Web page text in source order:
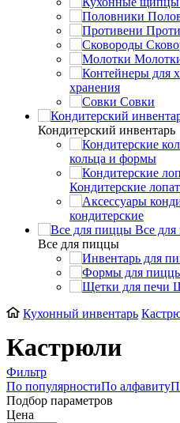
хранения
Совки
Кондитерский инвентарь
кольца и формы
Кондитерские
кондитерские
Все
Все для пиццы
Кухонный инвентарь
Кастрюли
Фильтр
По популярностиПо алфавиту
Подбор параметров
Цена